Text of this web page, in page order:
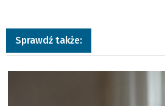
Sprawdź także:
a